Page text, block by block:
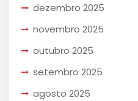
dezembro 2025
novembro 2025
outubro 2025
setembro 2025
agosto 2025